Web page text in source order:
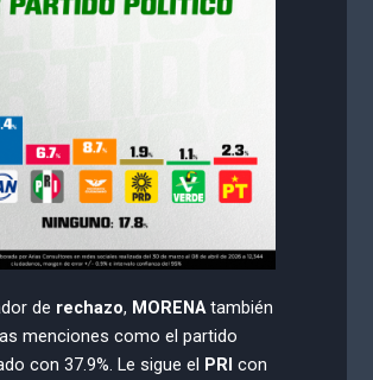
de rechazo, MORENAtambién
menciones como el partido
con 37.9%. Le sigue el PRI con